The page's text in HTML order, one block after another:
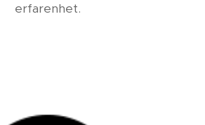
erfarenhet.